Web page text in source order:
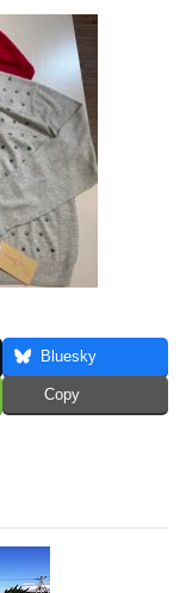
Bluesky
Copy